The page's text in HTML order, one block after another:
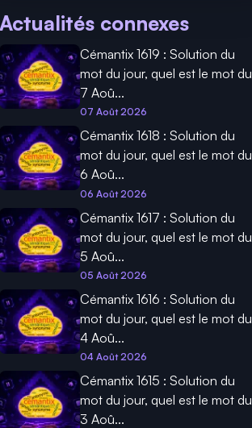
Actualités connexes
Cémantix 1619 : Solution du
mot du jour, quel est le mot du
7 Aoû...
07 Août 2026
Cémantix 1618 : Solution du
mot du jour, quel est le mot du
6 Aoû...
06 Août 2026
Cémantix 1617 : Solution du
mot du jour, quel est le mot du
5 Aoû...
05 Août 2026
Cémantix 1616 : Solution du
mot du jour, quel est le mot du
4 Aoû...
04 Août 2026
Cémantix 1615 : Solution du
mot du jour, quel est le mot du
3 Aoû...